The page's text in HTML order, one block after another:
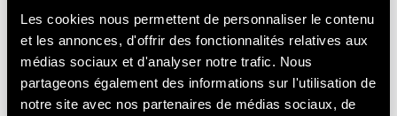
Les cookies nous permettent de personnaliser le contenu
et les annonces, d'offrir des fonctionnalités relatives aux
médias sociaux et d'analyser notre trafic. Nous
partageons également des informations sur l'utilisation de
notre site avec nos partenaires de médias sociaux, de
27AUGUST
2026